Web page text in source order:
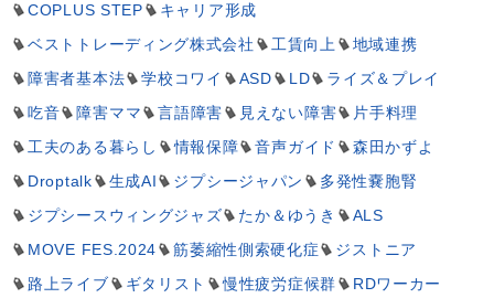
COPLUS STEP
キャリア形成
ベストトレーディング株式会社
工賃向上
地域連携
障害者基本法
学校コワイ ASD LD
ライズ＆プレイ
吃音
障害ママ 言語障害 見えない障害
片手料理
工夫のある暮らし
情報保障 音声ガイド
森田かずよ
Droptalk
生成AI ジプシージャパン
多発性嚢胞腎
ジプシースウィングジャズ
たか＆ゆうき
ALS
MOVE FES.2024
筋萎縮性側索硬化症
ジストニア
路上ライブ
ギタリスト 慢性疲労症候群
RDワーカー